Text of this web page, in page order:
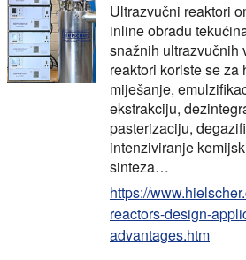
Ultrazvučni reaktori
inline obradu
snažnih ultrazvučnih
reaktori koriste se za
miješanje,
ekstrakciju,
pasterizaciju,
intenziviranje
sinteza…
https://
reactors-design-
advantages.htm